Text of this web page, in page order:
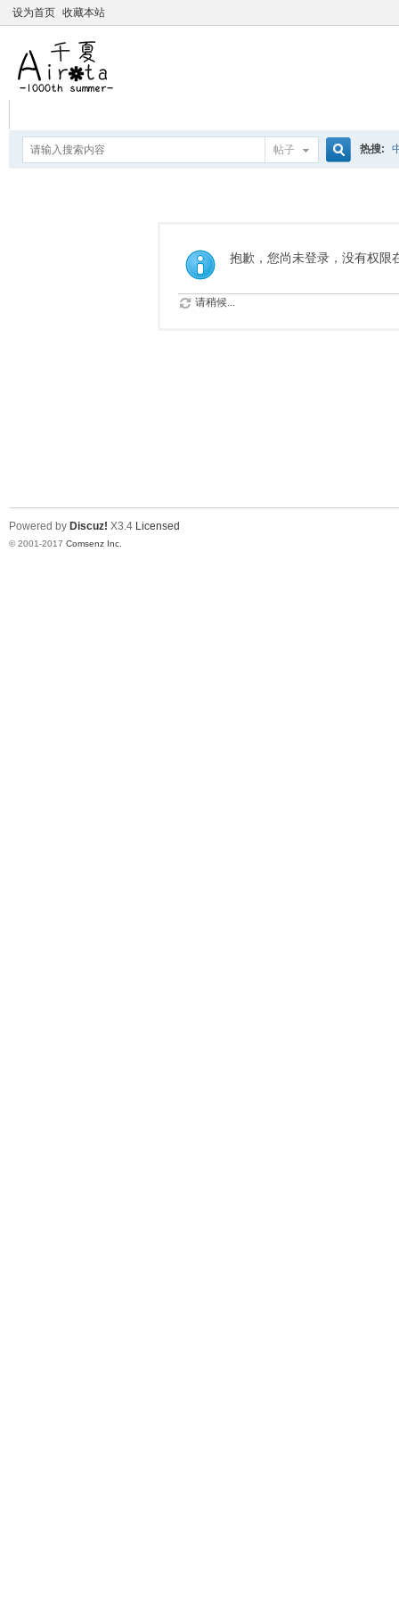
设为首页 收藏本站
帖子
索
热搜:
抱歉，您尚未登录，没有权限
请稍候...
Powered by Discuz! X3.4 Licensed
© 2001-2017 Comsenz Inc.